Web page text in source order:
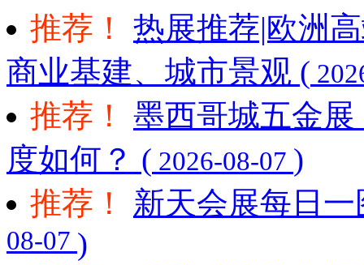
推荐！
热展推荐|欧洲
商业基建、城市景观 (
推荐！
墨西哥城五金展
度如何？ ( 2026-08-07 )
推荐！
新天会展每日
08-07)